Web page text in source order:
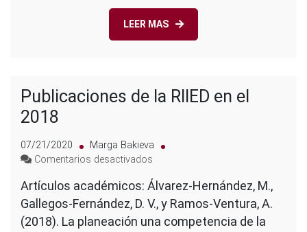
LEER MAS
Publicaciones de la RIIED en el
2018
07/21/2020
Marga Bakieva
Comentarios desactivados
de
la
RIIED
Artículos académicos: Álvarez-Hernández, M.,
Gallegos-Fernández, D. V., y Ramos-Ventura, A.
(2018). La planeación una competencia de la